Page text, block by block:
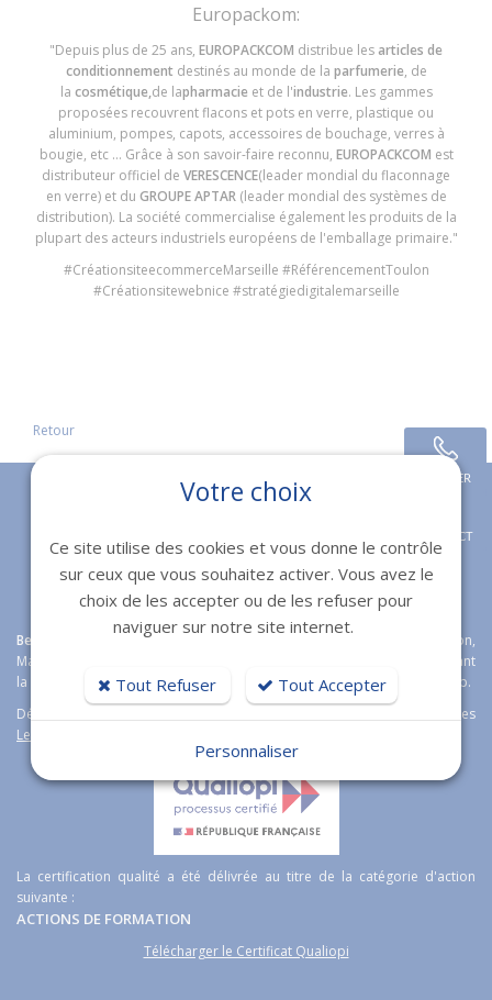
Europackom:
"Depuis plus de 25 ans, EUROPACKCOM distribue les articles de
conditionnement destinés au monde de la parfumerie, de
la cosmétique,de lapharmacie et de l'industrie. Les gammes
proposées recouvrent flacons et pots en verre, plastique ou
aluminium, pompes, capots, accessoires de bouchage, verres à
bougie, etc … Grâce à son savoir-faire reconnu, EUROPACKCOM est
distributeur officiel de VERESCENCE(leader mondial du flaconnage
en verre) et du GROUPE APTAR(leader mondial des systèmes de
distribution). La société commercialise également les produits de la
plupart des acteurs industriels européens de l'emballage primaire."
#CréationsiteecommerceMarseille #RéférencementToulon
#Créationsitewebnice #stratégiedigitalemarseille
Retour
Bexter agence web expert en
à Toulon,
Marseille, Fréjus et Nice étoffe son offre boutique en ligne en proposant
la solution e-commerce open source
MagentoWordpress et Prestashop.
Découvrez aussi notre logiciel immobilier de transaction immobilières
Lesty
La certification qualité a été délivrée au titre de la catégorie d'action
suivante :
ACTIONS DE FORMATION
Télécharger le Certificat Qualiopi
APPELER
CONTACT
Votre choix
Ce site utilise des cookies et vous donne le contrôle
sur ceux que vous souhaitez activer. Vous avez le
choix de les accepter ou de les refuser pour
naviguer sur notre site internet.
Tout Refuser Tout Accepter
Personnaliser